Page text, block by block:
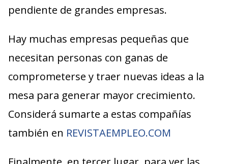
pendiente de grandes empresas.
Hay muchas empresas pequeñas que
necesitan personas con ganas de
comprometerse y traer nuevas ideas a la
mesa para generar mayor crecimiento.
Considerá sumarte a estas compañías
también en REVISTAEMPLEO.COM